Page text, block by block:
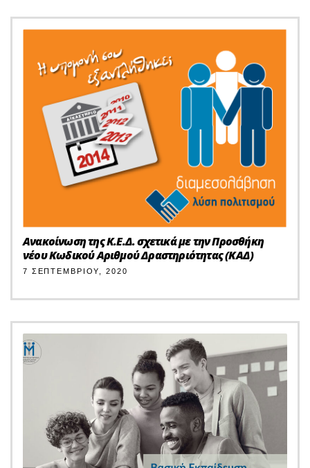
Ανακοίνωση της Κ.Ε.Δ. σχετικά με την Προσθήκη
νέου Κωδικού Αριθμού Δραστηριότητας (KAΔ)
7 ΣΕΠΤΕΜΒΡΊΟΥ, 2020